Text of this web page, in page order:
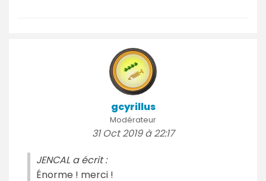
gcyrillus
Modérateur
31 Oct 2019 à 22:17
JENCAL a écrit :
Énorme ! merci !